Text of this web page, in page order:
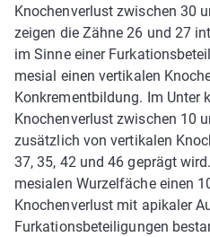
Knochenverlust zwischen 30
zeigen die Zähne 26 und 27
im Sinne einer
mesial einen vertikalen
Konkrementbildung. Im Unter­
Knochenverlust zwischen 10
zusätzlich von vertikalen
37, 35, 42 und 46 geprägt
mesialen Wurzelfäche einen
Knochenverlust mit apikaler
Furkationsbeteiligungen